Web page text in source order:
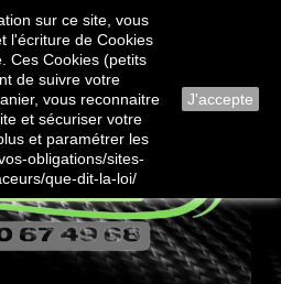
Contactez-nous
sur ce site, vous
l'écriture de Cookies
Ces Cookies (petits
de suivre votre
vous reconnaitre
et sécuriser votre
et paramétrer les
obligations/sites-
que-dit-la-loi/
J'accepte